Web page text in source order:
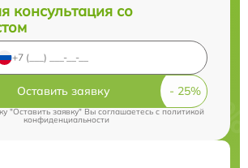
консультация со
Оставить заявку
"Оставить заявку" Вы соглашаетесь cполитикой
конфиденциальности